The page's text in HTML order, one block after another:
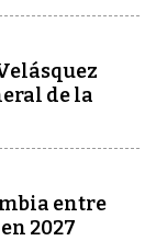
de la
entre
2027